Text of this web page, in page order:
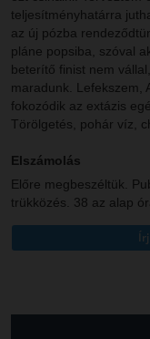
teljesítményhatárra
az új pózba
pláne popsiba, szóval
beterítő finist nem
maradunk. Lefekszem,
fokozódik az extázis
Törölgetés, pohár víz,
Elszámolás
Előre megbeszéltük.
trükközés. 38 az alap